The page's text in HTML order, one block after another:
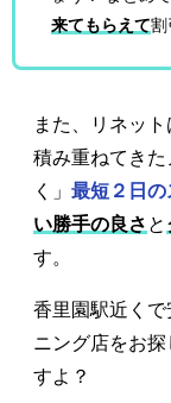
来てもらえて割
また、リネッ
積み重ねてき
く」 最短２日
い勝手の良さ と
す。
香里園駅近く
ニング店をお
すよ？